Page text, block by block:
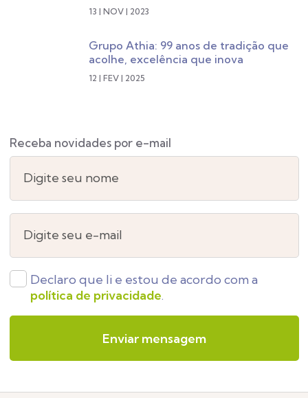
13 | NOV | 2023
12 | FEV | 2025
Grupo Athia: 99 anos de tradição que
acolhe, excelência que inova
Receba novidades por e-mail
Digite seu nome
Digite seu e-mail
Declaro que li e estou de acordo com a
política de privacidade.